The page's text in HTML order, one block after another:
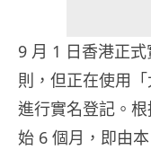
9 月 1 日香港正
則，但正在使用
進行實名登記。
始 6 個月，即由